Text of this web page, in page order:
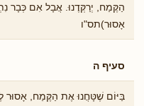
הַקֶּמַח, יְרַקְּדֶנוּ. אֲבָל אִם כְּבָר
אָסוּר)תס"ו
סעיף ה
בַּיּוֹם שֶׁטָּחֲנוּ אֶת הַקֶּמַח, אָסוּר